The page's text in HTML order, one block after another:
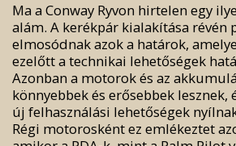
Ma a Conway Ryvon hirtelen egy
alám. A kerékpár kialakítása révén
elmosódnak azok a határok,
ezelőtt a technikai lehetőségek
Azonban a motorok és az
könnyebbek és erősebbek lesznek,
új felhasználási lehetőségek
Régi motorosként ez emlékeztet